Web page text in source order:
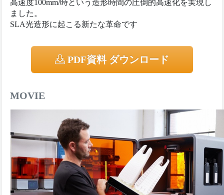
高速度100mm/時という造形時間の圧倒的高速化を実現し
ました。
SLA光造形に起こる新たな革命です
PDF資料 ダウンロード
MOVIE